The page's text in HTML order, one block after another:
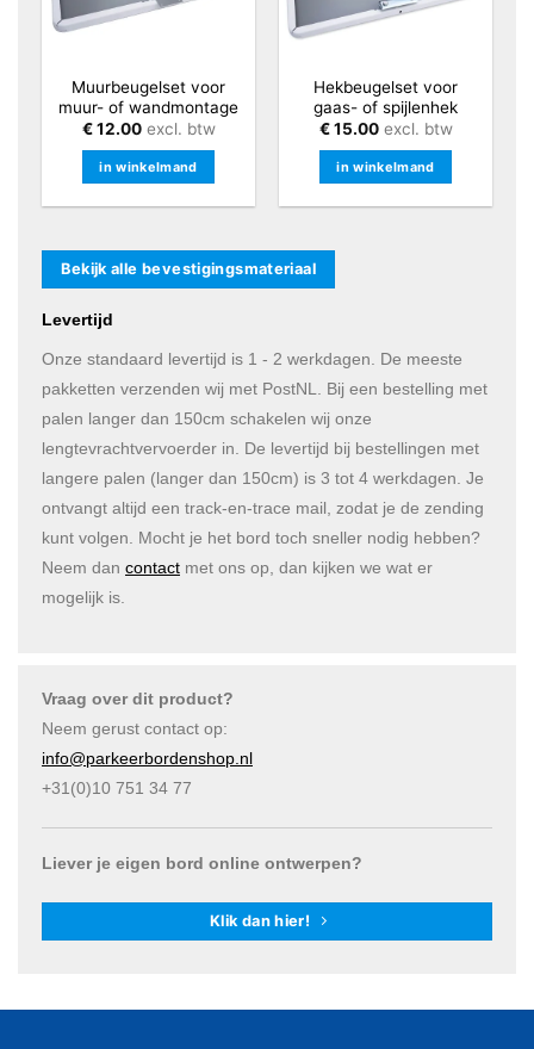
Muurbeugelset voor
muur- of wandmontage
€12.00excl. btw
in winkelmand
Hekbeugelset voor
gaas- of spijlenhek
€15.00excl. btw
in winkelmand
Bekijk alle bevestigingsmateriaal
Levertijd
Onze standaard levertijd is 1 - 2 werkdagen. De meeste
pakketten verzenden wij met PostNL. Bij een bestelling met
palen langer dan 150cm schakelen wij onze
lengtevrachtvervoerder in. De levertijd bij bestellingen met
langere palen (langer dan 150cm) is 3 tot 4 werkdagen. Je
ontvangt altijd een track-en-trace mail, zodat je de zending
kunt volgen. Mocht je het bord toch sneller nodig hebben?
Neem dan contact met ons op, dan kijken we wat er
mogelijk is.
Vraag over dit product?
Neem gerust contact op:
info@parkeerbordenshop.nl
+31(0)10 751 34 77
Liever je eigen bord online ontwerpen?
Klik dan hier!